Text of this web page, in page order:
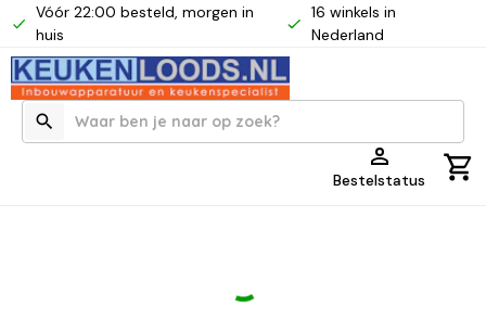
Vóór 22:00 besteld, morgen in
huis
16 winkels in
Nederland
Bestelstatus